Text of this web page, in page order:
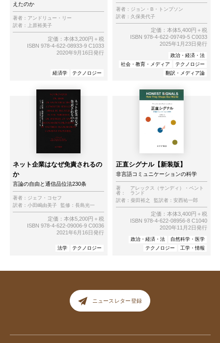
えたのか
著者： アンドリュー・リー
訳者：
上原裕美子
定価：本体3,200円＋税
ISBN 978-4-622-08933-9 C1033
2020年9月16日発行
経済学 テクノロジー
著者： ジョン・B・トンプソン
訳者： 久保美代子
定価：本体5,400円＋税
ISBN 978-4-622-09749-5 C0033
2025年1月23日発行
政治・経済・法
社会・教育・メディア
テクノロジー
翻訳・メディア論
ネット企業はなぜ免責されるの
か
言論の自由と通信品位法230条
著者： ジェフ・コセフ
訳者： 小田嶋由美子 監修： 長島光一
定価：本体5,200円＋税
ISBN 978-4-622-09006-9 C0036
2021年6月16日発行
法学 テクノロジー
正直シグナル【新装版】
非言語コミュニケーションの科学
著
者：
アレックス（サンディ）・ペント
ランド
訳者： 柴田裕之 監訳者： 安西祐一郎
定価：本体3,400円＋税
ISBN 978-4-622-08956-8 C1040
2020年11月2日発行
政治・経済・法
自然科学・医学
テクノロジー
工学・情報
ニュースレター登録